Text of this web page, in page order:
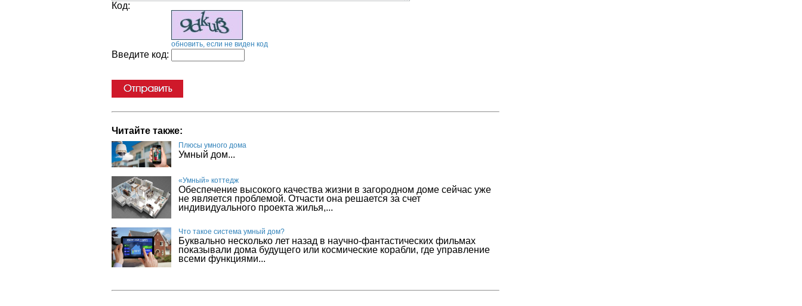
Код:
обновить, если не виден код
Введите код:
Читайте также:
Плюсы умного дома
Умный дом...
«Умный» коттедж
Обеспечение высокого качества жизни в загородном доме сейчас уже
не является проблемой. Отчасти она решается за счет
индивидуального проекта жилья,...
Что такое система умный дом?
Буквально несколько лет назад в научно-фантастических фильмах
показывали дома будущего или космические корабли, где управление
всеми функциями...